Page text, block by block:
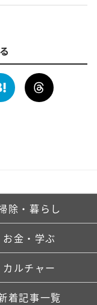
除・暮らし
お金・学ぶ
カルチャー
着記事一覧